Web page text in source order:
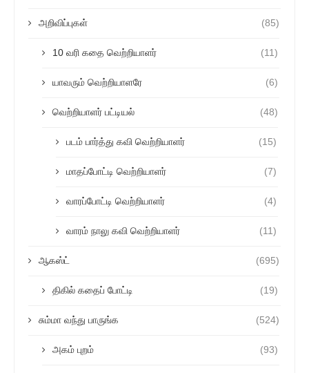
அறிவிப்புகள் (85)
10 வரி கதை வெற்றியாளர் (11)
யாவரும் வெற்றியாளரே (6)
வெற்றியாளர் பட்டியல் (48)
படம் பார்த்து கவி வெற்றியாளர் (15)
மாதப்போட்டி வெற்றியாளர் (7)
வாரப்போட்டி வெற்றியாளர் (4)
வாரம் நாலு கவி வெற்றியாளர் (11)
ஆகஸ்ட் (695)
திகில் கதைப் போட்டி (19)
சும்மா வந்து பாருங்க (524)
அகம் புறம் (93)